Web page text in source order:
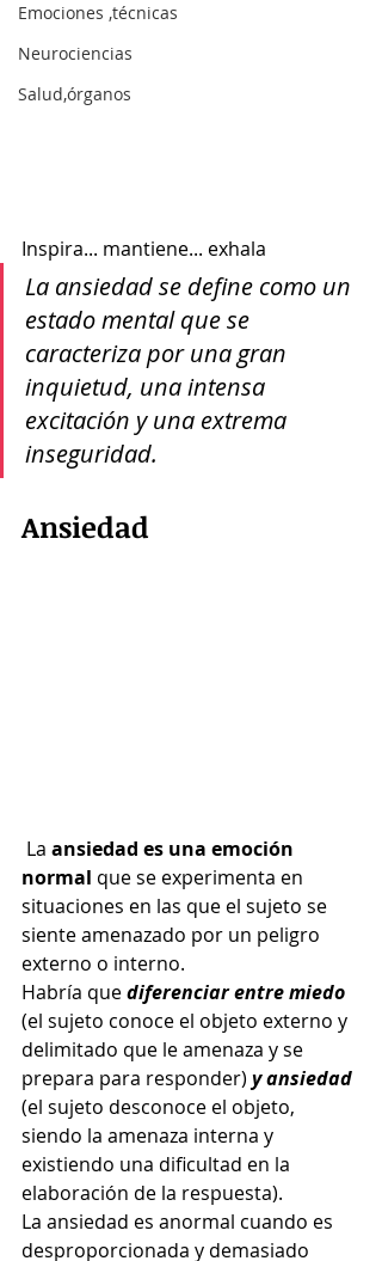
Emociones ,técnicas
Neurociencias
Salud,órganos
Inspira... mantiene... exhala
La ansiedad se define como un
estado mental que se
caracteriza por una gran
inquietud, una intensa
excitación y una extrema
inseguridad.
Ansiedad
La ansiedad es una emoción
normal que se experimenta en
situaciones en las que el sujeto se
siente amenazado por un peligro
externo o interno.
Habría que diferenciar entre miedo
(el sujeto conoce el objeto externo y
delimitado que le amenaza y se
prepara para responder) y ansiedad
(el sujeto desconoce el objeto,
siendo la amenaza interna y
existiendo una dificultad en la
elaboración de la respuesta).
La ansiedad es anormal cuando es
desproporcionada y demasiado